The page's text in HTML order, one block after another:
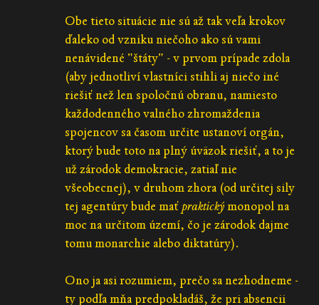
Obe tieto situácie nie sú až tak veľa krokov
ďaleko od vzniku niečoho ako sú vami
nenávidené "štáty" - v prvom prípade zdola
(aby jednotliví vlastníci stihli aj niečo iné
riešiť než len spoločnú obranu, namiesto
každodenného valného zhromaždenia
spojencov sa časom určite ustanoví orgán,
ktorý bude toto na plný úväzok riešiť, a to je
už zárodok demokracie, zatiaľ nie
všeobecnej), v druhom zhora (od určitej sily
tej agentúry bude maťpraktickýmonopol na
moc na určitom území, čo je zárodok dajme
tomu monarchie alebo diktatúry).
Ono ja asi rozumiem, prečo sa nezhodneme -
ty podľa mňa predpokladáš, že pri absencii